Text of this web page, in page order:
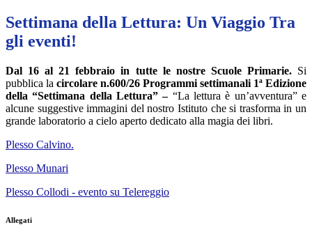
Settimana della Lettura: Un Viaggio Tra
gli eventi!
Dal 16 al 21 febbraio in tutte le nostre Scuole Primarie. Si
pubblica la circolare n.600/26 Programmi settimanali 1ª Edizione
della “Settimana della Lettura” –“La lettura è un’avventura” e
alcune suggestive immagini del nostro Istituto che si trasforma in un
grande laboratorio a cielo aperto dedicato alla magia dei libri.
Plesso Calvino.
Plesso Munari
Plesso Collodi - evento su Telereggio
Allegati